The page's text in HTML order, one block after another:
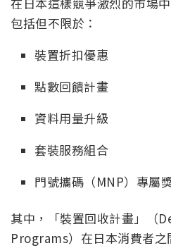
包括但不限於：
裝置折扣優惠
點數回饋計畫
資料用量升級
套裝服務組合
門號攜碼（MNP）專屬
其中，「裝置回收計畫」（
Programs）在日本消費者